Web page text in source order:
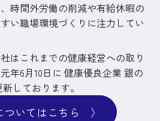
時間外労働の削減や有給休暇の
い職場環境づくりに注力してい
はこれまでの健康経営への取り
年6月10日に 健康優良企業 銀の
しております。
ついてはこちら 〉